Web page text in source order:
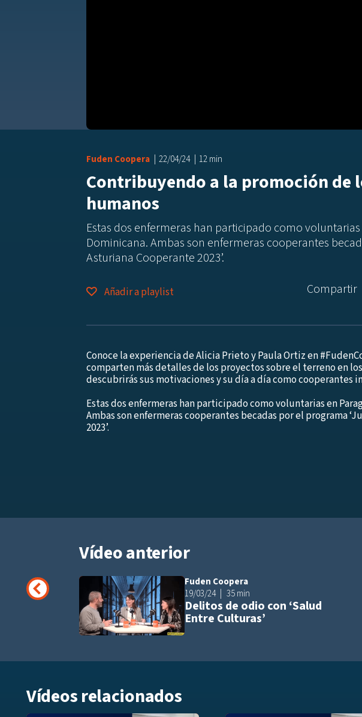
Fuden Coopera 22/04/24 12 min
Contribuyendo a la promoción de
humanos
Estas dos enfermeras han participado como
Dominicana. Ambas son enfermeras cooperantes
Asturiana Cooperante 2023’.
Añadir a playlist Compartir
Conoce la experiencia de Alicia Prieto y Paula Ortiz en
comparten más detalles de los proyectos sobre el terreno en
descubrirás sus motivaciones y su día a día como cooperantes
Estas dos enfermeras han participado como voluntarias en
Ambas son enfermeras cooperantes becadas por el programa
2023’.
Vídeo anterior
Fuden Coopera
19/03/24
35 min
Delitos de odio con ‘Salud
Entre Culturas’
Vídeos relacionados